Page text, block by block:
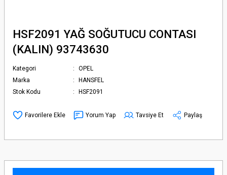
HSF2091 YAĞ SOĞUTUCU CONTASI
(KALIN) 93743630
Kategori
OPEL
Marka
HANSFEL
Stok Kodu
HSF2091
Yorum Yap Tavsiye Et Paylaş